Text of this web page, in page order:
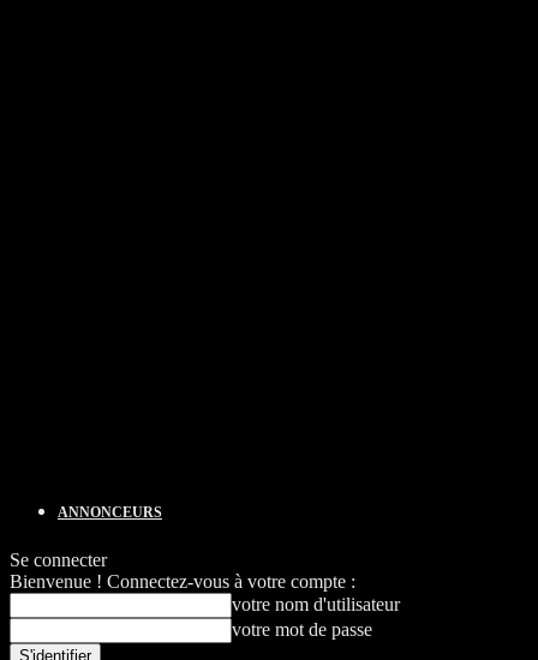
ANNONCEURS
Se connecter
Bienvenue ! Connectez-vous à votre compte :
votre nom d'utilisateur
votre mot de passe